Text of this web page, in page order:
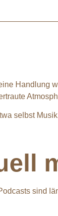
Handlung
selbst
sind